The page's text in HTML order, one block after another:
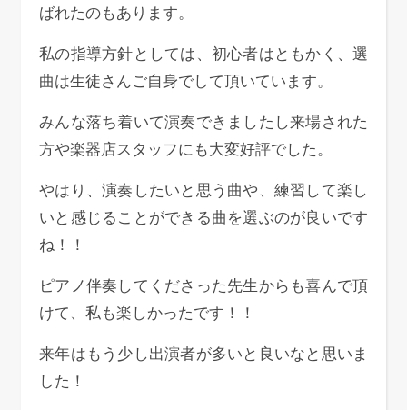
ばれたのもあります。
私の指導方針としては、初心者はともかく、選
曲は生徒さんご自身でして頂いています。
みんな落ち着いて演奏できましたし来場された
方や楽器店スタッフにも大変好評でした。
やはり、演奏したいと思う曲や、練習して楽し
いと感じることができる曲を選ぶのが良いです
ね！！
ピアノ伴奏してくださった先生からも喜んで頂
けて、私も楽しかったです！！
来年はもう少し出演者が多いと良いなと思いま
した！